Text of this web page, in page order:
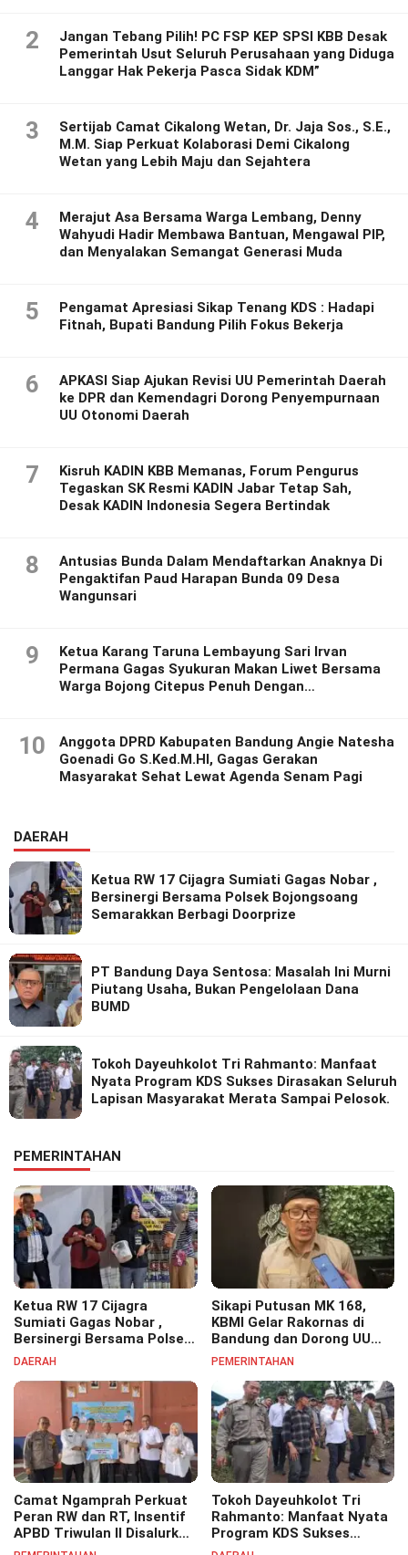
2
Jangan Tebang Pilih! PC FSP KEP SPSI KBB Desak
Pemerintah Usut Seluruh Perusahaan yang Diduga
Langgar Hak Pekerja Pasca Sidak KDM”
3
Sertijab Camat Cikalong Wetan, Dr. Jaja Sos., S.E.,
M.M. Siap Perkuat Kolaborasi Demi Cikalong
Wetan yang Lebih Maju dan Sejahtera
4
Merajut Asa Bersama Warga Lembang, Denny
Wahyudi Hadir Membawa Bantuan, Mengawal PIP,
dan Menyalakan Semangat Generasi Muda
5
Pengamat Apresiasi Sikap Tenang KDS : Hadapi
Fitnah, Bupati Bandung Pilih Fokus Bekerja
6
APKASI Siap Ajukan Revisi UU Pemerintah Daerah
ke DPR dan Kemendagri Dorong Penyempurnaan
UU Otonomi Daerah
7
Kisruh KADIN KBB Memanas, Forum Pengurus
Tegaskan SK Resmi KADIN Jabar Tetap Sah,
Desak KADIN Indonesia Segera Bertindak
8
Antusias Bunda Dalam Mendaftarkan Anaknya Di
Pengaktifan Paud Harapan Bunda 09 Desa
Wangunsari
9
Ketua Karang Taruna Lembayung Sari Irvan
Permana Gagas Syukuran Makan Liwet Bersama
Warga Bojong Citepus Penuh Dengan
10
Anggota DPRD Kabupaten Bandung Angie Natesha
Goenadi Go S.Ked.M.HI, Gagas Gerakan
Masyarakat Sehat Lewat Agenda Senam Pagi
DAERAH
Ketua RW 17 Cijagra Sumiati Gagas Nobar ,
Bersinergi Bersama Polsek Bojongsoang
Semarakkan Berbagi Doorprize
PT Bandung Daya Sentosa: Masalah Ini Murni
Piutang Usaha, Bukan Pengelolaan Dana
BUMD
Tokoh Dayeuhkolot Tri Rahmanto: Manfaat
Nyata Program KDS Sukses Dirasakan Seluruh
Lapisan Masyarakat Merata Sampai Pelosok.
PEMERINTAHAN
Ketua RW 17 Cijagra
Sumiati Gagas Nobar ,
Bersinergi Bersama Polsek
Bojongsoang Semarakkan
DAERAH
Sikapi Putusan MK 168,
KBMI Gelar Rakornas di
Bandung dan Dorong UU
Perlindungan Pekerja
PEMERINTAHAN
Camat Ngamprah Perkuat
Peran RW dan RT, Insentif
APBD Triwulan II Disalurkan
untuk Tingkatkan
Tokoh Dayeuhkolot Tri
Rahmanto: Manfaat Nyata
Program KDS Sukses
Dirasakan Seluruh Lapisan